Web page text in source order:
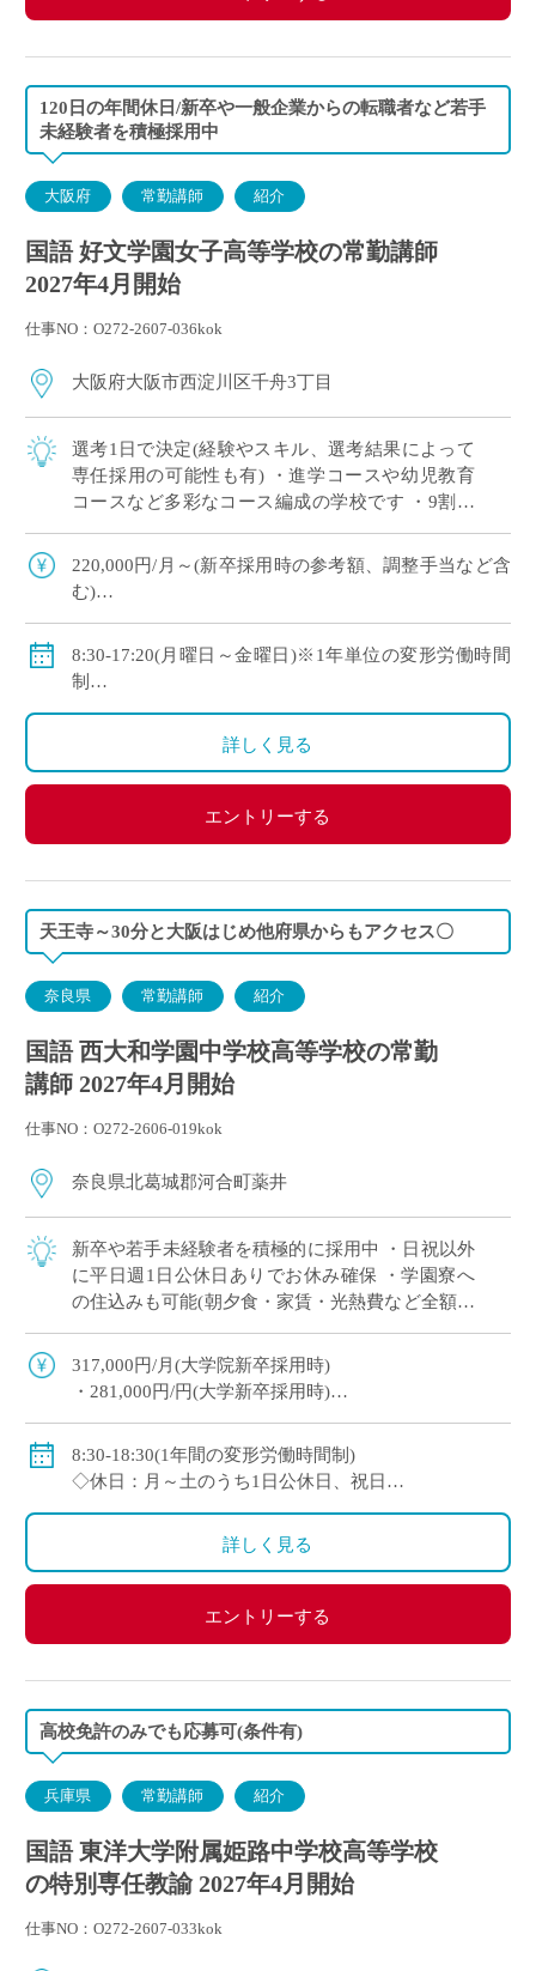
120日の年間休日/新卒や一般企業からの転職者など若手
未経験者を積極採用中
大阪府 常勤講師 紹介
国語 好文学園女子高等学校の常勤講師
2027年4月開始
仕事NO：O272-2607-036kok
大阪府大阪市西淀川区千舟3丁目
選考1日で決定(経験やスキル、選考結果によって
専任採用の可能性も有) ・進学コースや幼児教育
コースなど多彩なコース編成の学校です ・9割以
す ・新卒や社会人からのキャリアチェン […]
220,000円/月～(新卒採用時の参考額、調整手当など含
む)
◇保険：私学共済、雇用保険、労災保険
8:30-17:20(月曜日～金曜日)※1年単位の変形労働時間
制
・土曜日、日曜日、祝日、その他学校スケジュールに
詳しく見る
エントリーする
天王寺～30分と大阪はじめ他府県からもアクセス〇
奈良県 常勤講師 紹介
国語 西大和学園中学校高等学校の常勤
講師 2027年4月開始
仕事NO：O272-2606-019kok
奈良県北葛城郡河合町薬井
新卒や若手未経験者を積極的に採用中 ・日祝以外
に平日週1日公休日ありでお休み確保 ・学園寮へ
の住込みも可能(朝夕食・家賃・光熱費など全額学
活的な自立を全面的にバックアップ ・ […]
317,000円/月(大学院新卒採用時)
・281,000円/円(大学新卒採用時)
◇手当：各種有
・通勤手当：上限50,000円)
・住居手当：賃貸の場合は上限27,000円)
・その他、扶養等の諸手当が条件に応じて支給あり
◇保険：私学共済、雇用保険など
8:30-18:30(1年間の変形労働時間制)
◇休日：月～土のうち1日公休日、祝日
詳しく見る
エントリーする
高校免許のみでも応募可(条件有)
兵庫県 常勤講師 紹介
国語 東洋大学附属姫路中学校高等学校
の特別専任教諭 2027年4月開始
仕事NO：O272-2607-033kok